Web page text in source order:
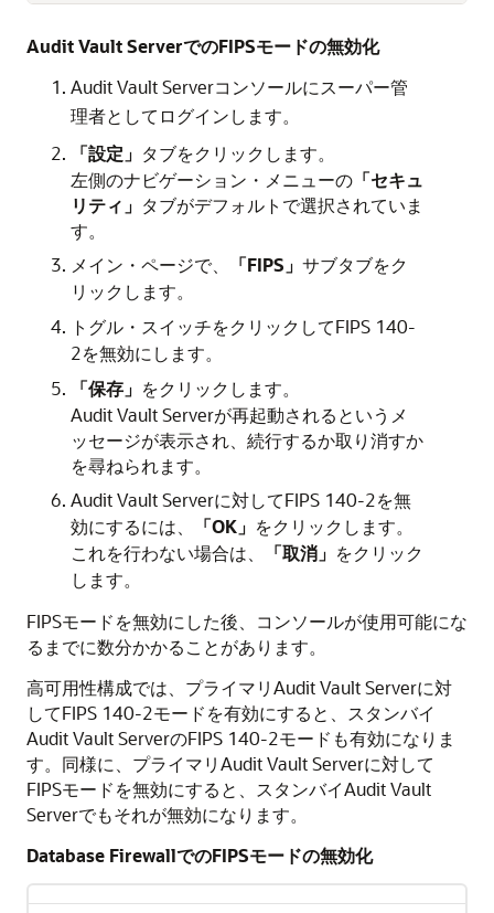
Audit Vault ServerでのFIPSモードの無効化
Audit Vault Serverコンソールにスーパー管
理者としてログインします。
「設定」 タブをクリックします。
左側のナビゲーション・メニューの 「セキュ
リティ」 タブがデフォルトで選択されていま
す。
メイン・ページで、
「FIPS」 サブタブをク
リックします。
トグル・スイッチをクリックしてFIPS 140-
2を無効にします。
「保存」 をクリックします。
Audit Vault Serverが再起動されるというメ
ッセージが表示され、続行するか取り消すか
を尋ねられます。
Audit Vault Serverに対してFIPS 140-2を無
効にするには、
「OK」 をクリックします。
これを行わない場合は、
「取消」 をクリック
します。
FIPSモードを無効にした後、コンソールが使用可能にな
るまでに数分かかることがあります。
高可用性構成では、プライマリAudit Vault Serverに対
してFIPS 140-2モードを有効にすると、スタンバイ
Audit Vault ServerのFIPS 140-2モードも有効になりま
す。同様に、プライマリAudit Vault Serverに対して
FIPSモードを無効にすると、スタンバイAudit Vault
Serverでもそれが無効になります。
Database FirewallでのFIPSモードの無効化